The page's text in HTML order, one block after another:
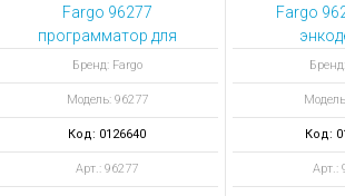
Fargo 96277
программатор для
односторонних или
двусторонних
принтеров HDP5000e
Бренд: Fargo
Модель: 96277
Код: 0126640
Арт.: 96277
Fargo
Код:
Арт.: